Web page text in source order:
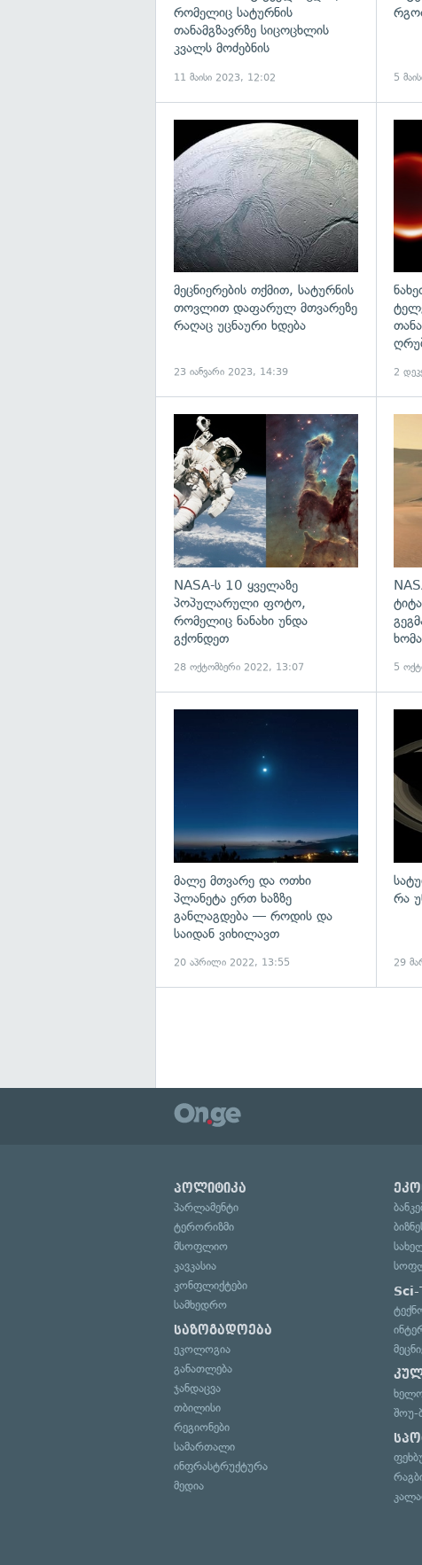
რომელიც სატურნის
თანამგზავრზე სიცოცხლის
კვალს მოძებნის
11 მაისი 2023, 12:02 5
მეცნიერების თქმით, სატურნის
თოვლით დაფარულ მთვარეზე
რაღაც უცნაური ხდება
23 იანვარი 2023, 14:39 2
NASA-ს 10 ყველაზე
პოპულარული ფოტო,
რომელიც ნანახი უნდა
გქონდეთ
28 ოქტომბერი 2022, 13:07 5
მალე მთვარე და ოთხი
პლანეტა ერთ ხაზზე
განლაგდება — როდის და
საიდან ვიხილავთ
20 აპრილი 2022, 13:55
რა
29
პოლიტიკა
პარლამენტი
ტერორიზმი
მსოფლიო
კავკასია
კონფლიქტები
სამხედრო
საზოგადოება
ეკოლოგია
განათლება
ჯანდაცვა
თბილისი
რეგიონები
სამართალი
ინფრასტრუქტურა
მედია
შოუ-